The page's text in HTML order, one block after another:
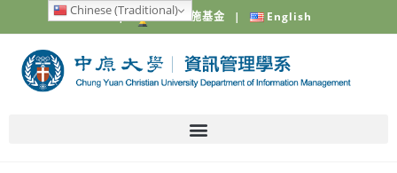
中原大學 | 電梯設施基金 | English
Chinese (Traditional)